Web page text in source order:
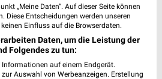
Sindorf
150
Sindorf
- 20:00 Uhr | Geöffnet
„Meine Daten“. Auf dieser Seite können
Diese Entscheidungen werden unseren
Einfluss auf die Browserdaten.
Daten, um die Leistung der
Folgendes zu tun:
auf einem Endgerät.
Auswahl von Werbeanzeigen. Erstellung